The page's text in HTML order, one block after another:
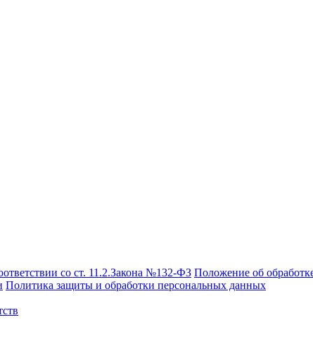
со ст. 11.2.Закона №132-ФЗ Положение об
Политика защиты и обработки персональных данных